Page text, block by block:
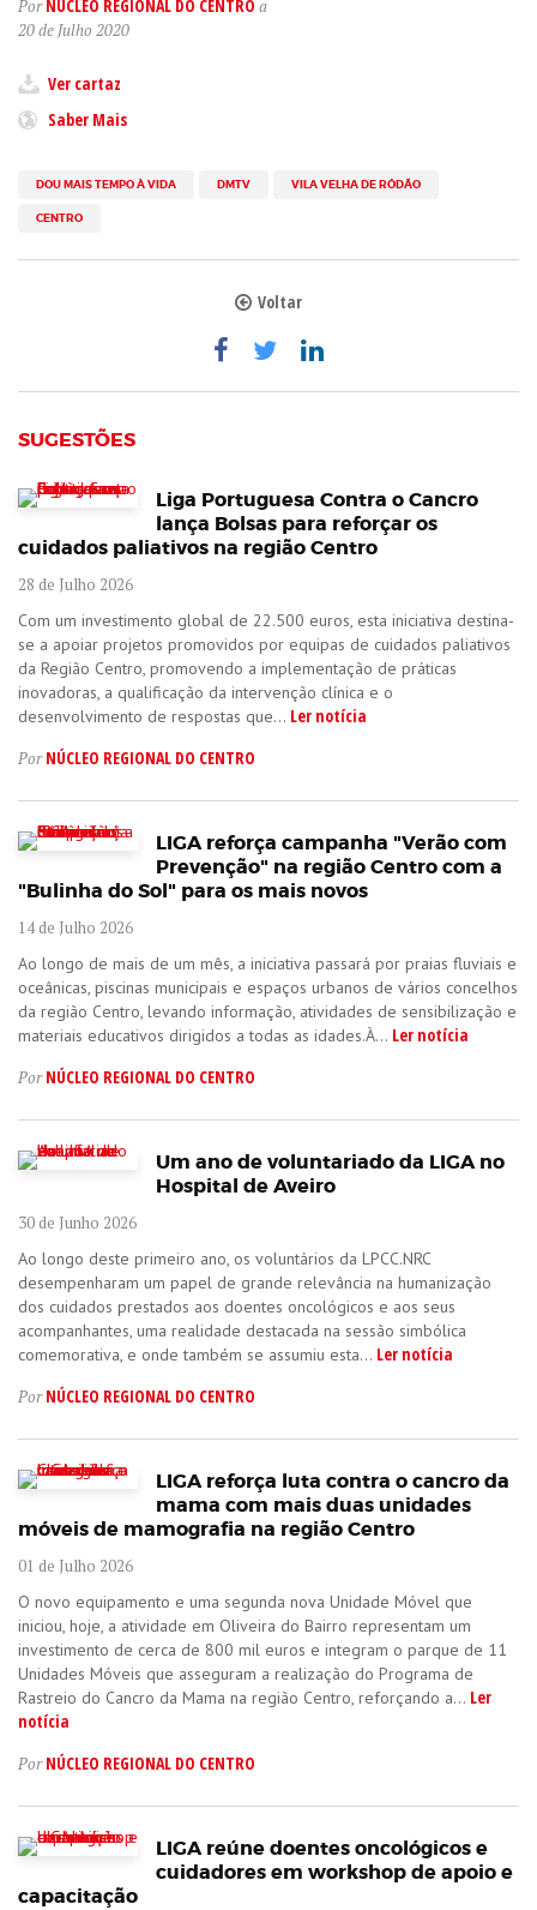
PorNÚCLEO REGIONAL DO CENTRO a
20 de Julho 2020
Ver cartaz
Saber Mais
DOU MAIS TEMPO À VIDA DMTV VILA VELHA DE RÓDÃO
CENTRO
Voltar
SUGESTÕES
Liga Portuguesa Contra o Cancro
lança Bolsas para reforçar os
cuidados paliativos na região Centro
28 de Julho 2026
Com um investimento global de 22.500 euros, esta iniciativa destina-
se a apoiar projetos promovidos por equipas de cuidados paliativos
da Região Centro, promovendo a implementação de práticas
inovadoras, a qualificação da intervenção clínica e o
desenvolvimento de respostas que... Ler notícia
PorNÚCLEO REGIONAL DO CENTRO
LIGA reforça campanha "Verão com
Prevenção" na região Centro com a
"Bulinha do Sol" para os mais novos
14 de Julho 2026
Ao longo de mais de um mês, a iniciativa passará por praias fluviais e
oceânicas, piscinas municipais e espaços urbanos de vários concelhos
da região Centro, levando informação, atividades de sensibilização e
materiais educativos dirigidos a todas as idades.À... Ler notícia
PorNÚCLEO REGIONAL DO CENTRO
Um ano de voluntariado da LIGA no
Hospital de Aveiro
30 de Junho 2026
Ao longo deste primeiro ano, os voluntários da LPCC.NRC
desempenharam um papel de grande relevância na humanização
dos cuidados prestados aos doentes oncológicos e aos seus
acompanhantes, uma realidade destacada na sessão simbólica
comemorativa, e onde também se assumiu esta... Ler notícia
PorNÚCLEO REGIONAL DO CENTRO
LIGA reforça luta contra o cancro da
mama com mais duas unidades
móveis de mamografia na região Centro
01 de Julho 2026
O novo equipamento e uma segunda nova Unidade Móvel que
iniciou, hoje, a atividade em Oliveira do Bairro representam um
investimento de cerca de 800 mil euros e integram o parque de 11
Unidades Móveis que asseguram a realização do Programa de
Rastreio do Cancro da Mama na região Centro, reforçando a... Ler
notícia
PorNÚCLEO REGIONAL DO CENTRO
LIGA reúne doentes oncológicos e
cuidadores em workshop de apoio e
capacitação